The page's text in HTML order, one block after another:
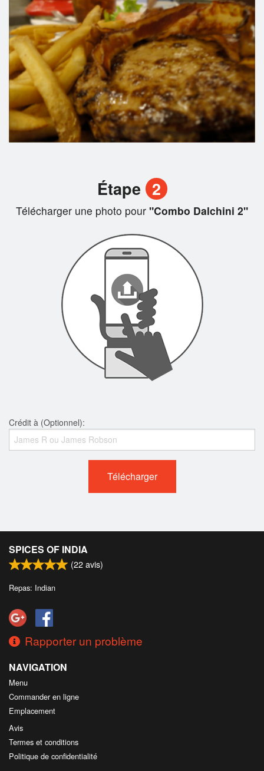
Étape 2
Télécharger une photo pour "Combo Dalchini 2"
Crédit à (Optionnel):
Télécharger
SPICES OF INDIA
(22avis)
Repas: Indian
Rapporter un problème
NAVIGATION
Menu
Commander en ligne
Emplacement
Avis
Termes et conditions
Politique de confidentialité